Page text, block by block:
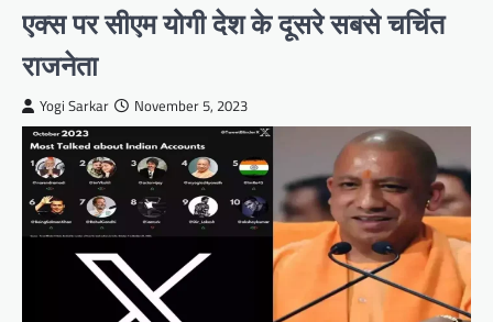
एक्स पर सीएम योगी देश के दूसरे सबसे चर्चित
राजनेता
Yogi Sarkar November 5, 2023